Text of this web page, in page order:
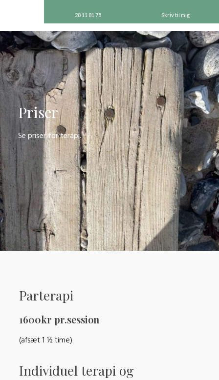
Priser
Se priser for terapi.​
28 11 81 75​ Skriv til mig
Parterapi
1600kr pr.se​ssion
(afsæt 1 ½ time)
Individuel terapi og